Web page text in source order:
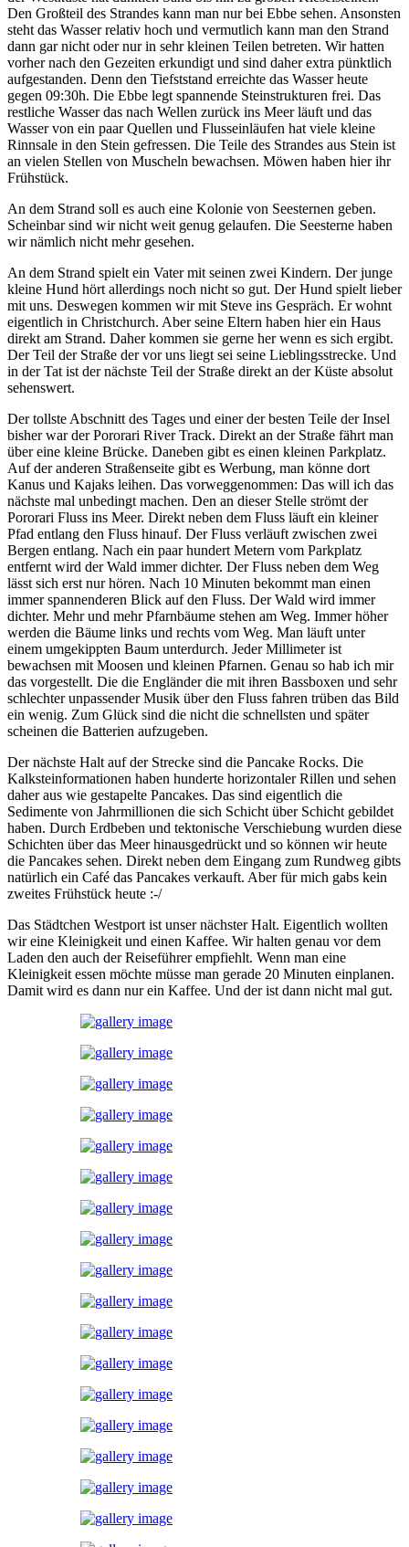
Den Großteil des Strandes kann man nur bei Ebbe sehen. Ansonsten
steht das Wasser relativ hoch und vermutlich kann man den Strand
dann gar nicht oder nur in sehr kleinen Teilen betreten. Wir hatten
vorher nach den Gezeiten erkundigt und sind daher extra pünktlich
aufgestanden. Denn den Tiefststand erreichte das Wasser heute
gegen 09:30h. Die Ebbe legt spannende Steinstrukturen frei. Das
restliche Wasser das nach Wellen zurück ins Meer läuft und das
Wasser von ein paar Quellen und Flusseinläufen hat viele kleine
Rinnsale in den Stein gefressen. Die Teile des Strandes aus Stein ist
an vielen Stellen von Muscheln bewachsen. Möwen haben hier ihr
Frühstück.
An dem Strand soll es auch eine Kolonie von Seesternen geben.
Scheinbar sind wir nicht weit genug gelaufen. Die Seesterne haben
wir nämlich nicht mehr gesehen.
An dem Strand spielt ein Vater mit seinen zwei Kindern. Der junge
kleine Hund hört allerdings noch nicht so gut. Der Hund spielt lieber
mit uns. Deswegen kommen wir mit Steve ins Gespräch. Er wohnt
eigentlich in Christchurch. Aber seine Eltern haben hier ein Haus
direkt am Strand. Daher kommen sie gerne her wenn es sich ergibt.
Der Teil der Straße der vor uns liegt sei seine Lieblingsstrecke. Und
in der Tat ist der nächste Teil der Straße direkt an der Küste absolut
sehenswert.
Der tollste Abschnitt des Tages und einer der besten Teile der Insel
bisher war der Pororari River Track. Direkt an der Straße fährt man
über eine kleine Brücke. Daneben gibt es einen kleinen Parkplatz.
Auf der anderen Straßenseite gibt es Werbung, man könne dort
Kanus und Kajaks leihen. Das vorweggenommen: Das will ich das
nächste mal unbedingt machen. Den an dieser Stelle strömt der
Pororari Fluss ins Meer. Direkt neben dem Fluss läuft ein kleiner
Pfad entlang den Fluss hinauf. Der Fluss verläuft zwischen zwei
Bergen entlang. Nach ein paar hundert Metern vom Parkplatz
entfernt wird der Wald immer dichter. Der Fluss neben dem Weg
lässt sich erst nur hören. Nach 10 Minuten bekommt man einen
immer spannenderen Blick auf den Fluss. Der Wald wird immer
dichter. Mehr und mehr Pfarnbäume stehen am Weg. Immer höher
werden die Bäume links und rechts vom Weg. Man läuft unter
einem umgekippten Baum unterdurch. Jeder Millimeter ist
bewachsen mit Moosen und kleinen Pfarnen. Genau so hab ich mir
das vorgestellt. Die die Engländer die mit ihren Bassboxen und sehr
schlechter unpassender Musik über den Fluss fahren trüben das Bild
ein wenig. Zum Glück sind die nicht die schnellsten und später
scheinen die Batterien aufzugeben.
Der nächste Halt auf der Strecke sind die Pancake Rocks. Die
Kalksteinformationen haben hunderte horizontaler Rillen und sehen
daher aus wie gestapelte Pancakes. Das sind eigentlich die
Sedimente von Jahrmillionen die sich Schicht über Schicht gebildet
haben. Durch Erdbeben und tektonische Verschiebung wurden diese
Schichten über das Meer hinausgedrückt und so können wir heute
die Pancakes sehen. Direkt neben dem Eingang zum Rundweg gibts
natürlich ein Café das Pancakes verkauft. Aber für mich gabs kein
zweites Frühstück heute :-/
Das Städtchen Westport ist unser nächster Halt. Eigentlich wollten
wir eine Kleinigkeit und einen Kaffee. Wir halten genau vor dem
Laden den auch der Reiseführer empfiehlt. Wenn man eine
Kleinigkeit essen möchte müsse man gerade 20 Minuten einplanen.
Damit wird es dann nur ein Kaffee. Und der ist dann nicht mal gut.